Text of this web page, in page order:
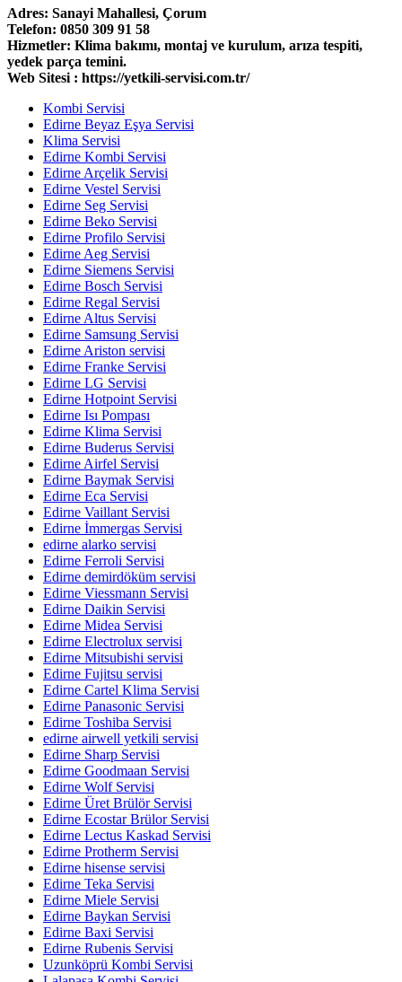
Adres: Sanayi Mahallesi, Çorum
Telefon: 0850 309 91 58
Hizmetler: Klima bakımı, montaj ve kurulum, arıza tespiti,
yedek parça temini.
Web Sitesi : https://yetkili-servisi.com.tr/
Kombi Servisi
Edirne Beyaz Eşya Servisi
Klima Servisi
Edirne Kombi Servisi
Edirne Arçelik Servisi
Edirne Vestel Servisi
Edirne Seg Servisi
Edirne Beko Servisi
Edirne Profilo Servisi
Edirne Aeg Servisi
Edirne Siemens Servisi
Edirne Bosch Servisi
Edirne Regal Servisi
Edirne Altus Servisi
Edirne Samsung Servisi
Edirne Ariston servisi
Edirne Franke Servisi
Edirne LG Servisi
Edirne Hotpoint Servisi
Edirne Isı Pompası
Edirne Klima Servisi
Edirne Buderus Servisi
Edirne Airfel Servisi
Edirne Baymak Servisi
Edirne Eca Servisi
Edirne Vaillant Servisi
Edirne İmmergas Servisi
edirne alarko servisi
Edirne Ferroli Servisi
Edirne demirdöküm servisi
Edirne Viessmann Servisi
Edirne Daikin Servisi
Edirne Midea Servisi
Edirne Electrolux servisi
Edirne Mitsubishi servisi
Edirne Fujitsu servisi
Edirne Cartel Klima Servisi
Edirne Panasonic Servisi
Edirne Toshiba Servisi
edirne airwell yetkili servisi
Edirne Sharp Servisi
Edirne Goodmaan Servisi
Edirne Wolf Servisi
Edirne Üret Brülör Servisi
Edirne Ecostar Brülor Servisi
Edirne Lectus Kaskad Servisi
Edirne Protherm Servisi
Edirne hisense servisi
Edirne Teka Servisi
Edirne Miele Servisi
Edirne Baykan Servisi
Edirne Baxi Servisi
Edirne Rubenis Servisi
Uzunköprü Kombi Servisi